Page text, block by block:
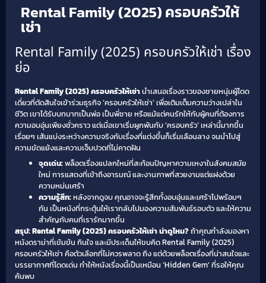
Rental Family (2025) ครอบครัวให้
เช่า
Rental Family (2025) ครอบครัวให้เช่า เรื่อง
ย่อ
Rental Family (2025) ครอบครัวให้เช่านำเสนอเรื่องราวของชายหนุ่มผู้โดด
เดี่ยวที่ตัดสินใจเข้าร่วมธุรกิจ ‘ครอบครัวให้เช่า’ เพื่อเติมเต็มความว่างเปล่าใน
ชีวิต เขาได้รับบทบาทเป็นพ่อ เป็นพี่ชาย หรือแม้แต่คนรักให้กับผู้คนที่ต้องการ
ความอบอุ่นเพียงชั่วคราว แต่เมื่อเขาเริ่มผูกพันกับ ‘ครอบครัว’ เหล่านี้มากขึ้น
เรื่อยๆ เส้นแบ่งระหว่างความจริงกับเรื่องที่แต่งขึ้นก็เริ่มเลือนลาง จนนำไปสู่
ความขัดแย้งและความเจ็บปวดที่ไม่คาดฝัน
จุดเด่น:พล็อตเรื่องแปลกใหม่ที่สะท้อนปัญหาความเหงาในสังคมสมัย
ใหม่ การแสดงที่เข้าถึงอารมณ์ และงานภาพที่สวยงามแต่แฝงด้วย
ความหม่นเศร้า
ความรู้สึก:หลังจากดูจบ คุณอาจจะรู้สึกทั้งอบอุ่นและเศร้าไปพร้อมๆ
กัน เป็นหนังที่กระตุ้นให้เรากลับไปมองความสัมพันธ์รอบตัว และให้ความ
สำคัญกับคนที่เรารักมากขึ้น
สรุป: Rental Family (2025) ครอบครัวให้เช่า น่าดูไหม?ถ้าคุณกำลังมองหา
หนังดราม่าที่เข้มข้น กินใจ และมีประเด็นให้ขบคิด Rental Family (2025)
ครอบครัวให้เช่า คือตัวเลือกที่ไม่ควรพลาด ถึง แต่ด้วยพล็อตเรื่องที่น่าสนใจและ
บรรยากาศที่โดดเด่น ทำให้หนังเรื่องนี้เป็นเหมือน ‘Hidden Gem’ ที่รอให้คุณ
ค้นพบ